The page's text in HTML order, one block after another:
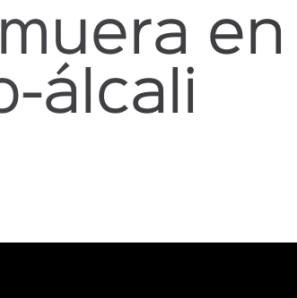
en
álcali